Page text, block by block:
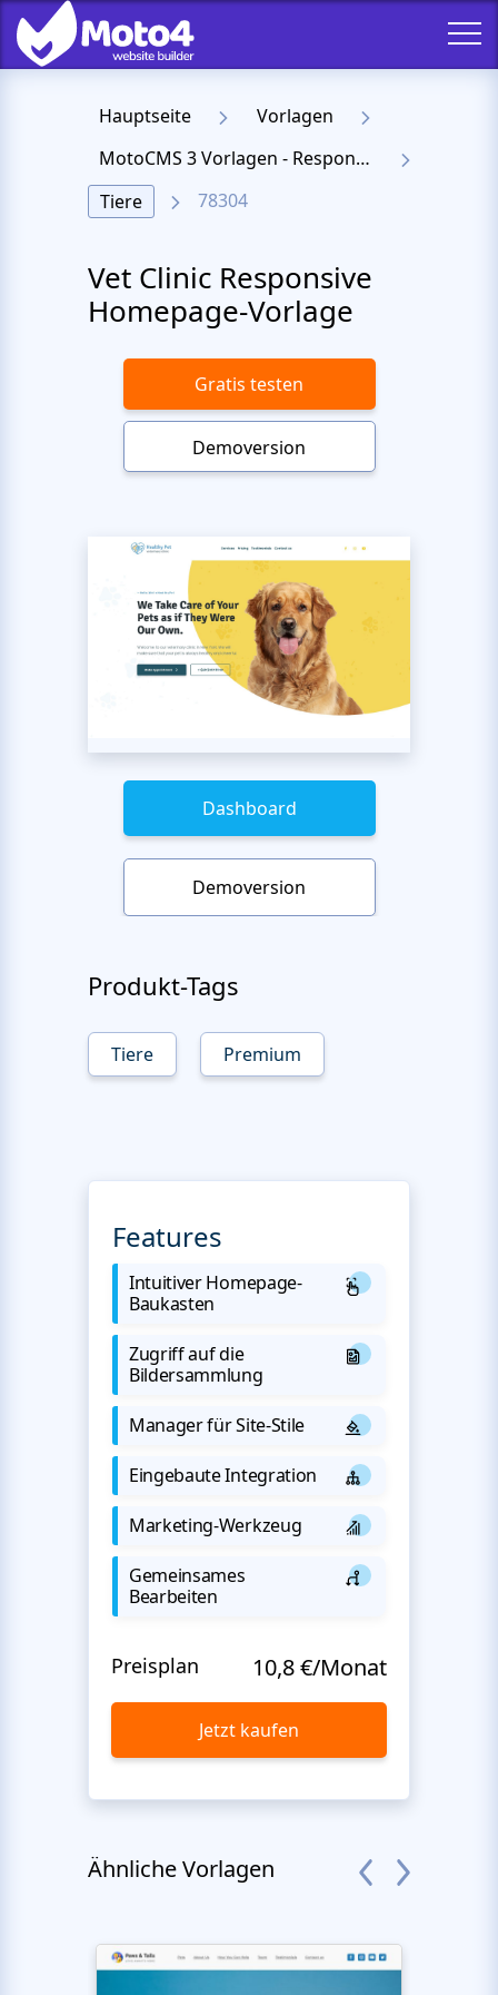
Hauptseite
Vorlagen
MotoCMS 3 Vorlagen - Responsive Templates für Website
Tiere
78304
Vet Clinic Responsive
Homepage-Vorlage
Gratis testen
Demoversion
Dashboard
Demoversion
Produkt-Tags
Tiere Premium
Features
Intuitiver Homepage-
Baukasten
Zugriff auf die
Bildersammlung
Manager für Site-Stile
Eingebaute Integration
Marketing-Werkzeug
Gemeinsames
Bearbeiten
Preisplan 10,8 €/Monat
Jetzt kaufen
Ähnliche Vorlagen